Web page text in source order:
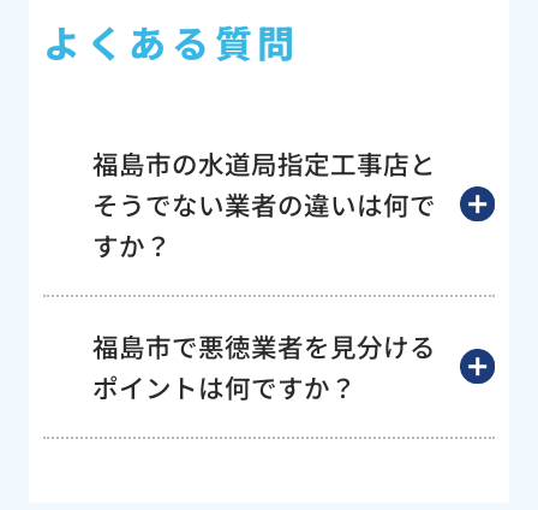
よくある質問
福島市の水道局指定工事店と
そうでない業者の違いは何で
すか？
福島市で悪徳業者を見分ける
ポイントは何ですか？